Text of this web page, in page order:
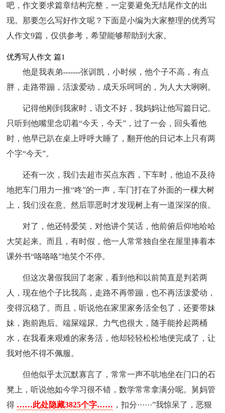
吧，作文要求篇章结构完整，一定要避免无结尾作文的出
现。那要怎么写好作文呢？下面是小编为大家整理的优秀写
人作文9篇，仅供参考，希望能够帮助到大家。
优秀写人作文 篇1
他是我表弟-------张训凯，小时候，他个子不高，有点
胖，走路带蹦，活泼爱动，成天乐呵呵的，为人大大咧咧。
记得他刚到我家时，语文不好，我妈妈让他写篇日记。
只听到他嘴里念叨着“今天，今天”，过了一会，回头看他
时，他早已趴在桌上呼呼大睡了，翻开他的日记本上只有两
个字“今天”。
还有一次，我们去超市买点东西，下车时，他迫不及待
地把车门用力一推“咚”的一声，车门打在了外面的一棵大树
上，我们没在意。然后罪恶时才发现树上有一道深深的痕。
对了，他还特爱笑，对他讲个笑话，他前俯后仰地哈哈
大笑起来。而且，有时假，他一人常常独自坐在屋里捧着本
课外书“咯咯咯”地笑个不停。
但这次暑假我回了老家，看到他和以前简直是判若两
人，现在他个子比我高，走路不再带蹦，也不再活泼爱动，
变得沉稳了。而且，听说他在家里家务活全包了，还要带妹
妹，跑前跑后。端屎端尿。力气也很大，随手能拎起两桶
水，在我看来艰难的家务活，他却轻轻松松地便完成了，让
我对他不得不佩服。
但他似乎太沉默寡言了，常常一声不吭地坐在门口的石
凳上，听说他如今学习很不错，数学常常拿满分呢。舅妈管
得 ……此处隐藏3825个字…… ，扣分······”我惊呆了，恶狠